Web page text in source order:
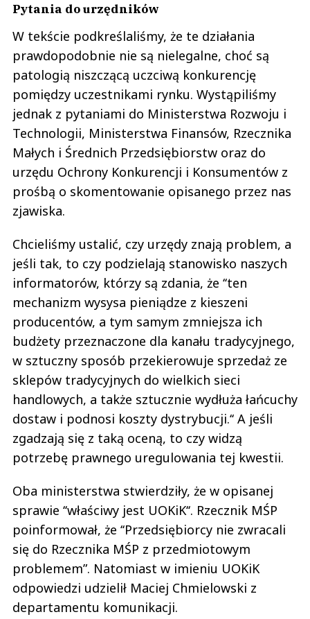
Pytania do urzędników
W tekście podkreślaliśmy, że te działania
prawdopodobnie nie są nielegalne, choć są
patologią niszczącą uczciwą konkurencję
pomiędzy uczestnikami rynku. Wystąpiliśmy
jednak z pytaniami do Ministerstwa Rozwoju i
Technologii, Ministerstwa Finansów, Rzecznika
Małych i Średnich Przedsiębiorstw oraz do
urzędu Ochrony Konkurencji i Konsumentów z
prośbą o skomentowanie opisanego przez nas
zjawiska.
Chcieliśmy ustalić, czy urzędy znają problem, a
jeśli tak, to czy podzielają stanowisko naszych
informatorów, którzy są zdania, że ‘‘ten
mechanizm wysysa pieniądze z kieszeni
producentów, a tym samym zmniejsza ich
budżety przeznaczone dla kanału tradycyjnego,
w sztuczny sposób przekierowuje sprzedaż ze
sklepów tradycyjnych do wielkich sieci
handlowych, a także sztucznie wydłuża łańcuchy
dostaw i podnosi koszty dystrybucji.‘‘ A jeśli
zgadzają się z taką oceną, to czy widzą
potrzebę prawnego uregulowania tej kwestii.
Oba ministerstwa stwierdziły, że w opisanej
sprawie ‘‘właściwy jest UOKiK‘‘. Rzecznik MŚP
poinformował, że ‘‘Przedsiębiorcy nie zwracali
się do Rzecznika MŚP z przedmiotowym
problemem”. Natomiast w imieniu UOKiK
odpowiedzi udzielił Maciej Chmielowski z
departamentu komunikacji.